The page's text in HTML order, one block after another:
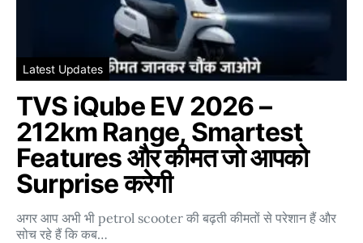
Latest Updates
TVS iQube EV 2026 –
212km Range, Smartest
Features और कीमत जो आपको
Surprise करेगी
अगर आप अभी भी petrol scooter की बढ़ती कीमतों से परेशान हैं और
सोच रहे हैं कि कब…